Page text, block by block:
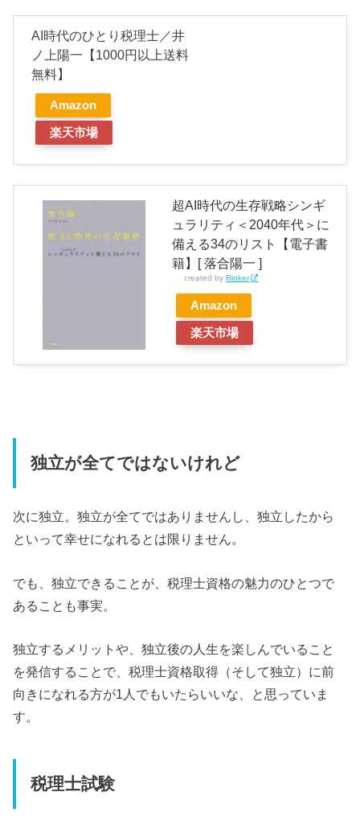
AI時代のひとり税理士／井
ノ上陽一【1000円以上送料
無料】
Amazon
楽天市場
超AI時代の生存戦略シンギ
ュラリティ＜2040年代＞に
備える34のリスト【電子書
籍】[ 落合陽一 ]
created byRinker
Amazon
楽天市場
独立が全てではないけれど
次に独立。独立が全てではありませんし、独立したから
といって幸せになれるとは限りません。
でも、独立できることが、税理士資格の魅力のひとつで
あることも事実。
独立するメリットや、独立後の人生を楽しんでいること
を発信することで、税理士資格取得（そして独立）に前
向きになれる方が1人でもいたらいいな、と思っていま
す。
税理士試験